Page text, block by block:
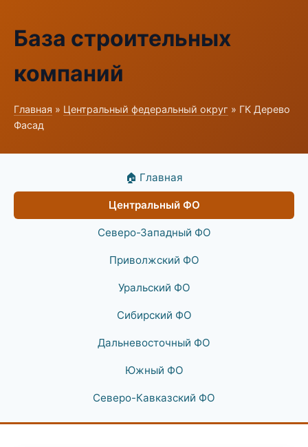
База строительных
компаний
Главная » Центральный федеральный округ » ГК Дерево
Фасад
🏠 Главная
Центральный ФО
Северо-Западный ФО
Приволжский ФО
Уральский ФО
Сибирский ФО
Дальневосточный ФО
Южный ФО
Северо-Кавказский ФО